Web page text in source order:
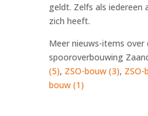
geldt. Zelfs als iedereen
zich heeft.
Meer nieuws-items over
spooroverbouwing
(5), ZSO-bouw (3), ZSO-
bouw (1)